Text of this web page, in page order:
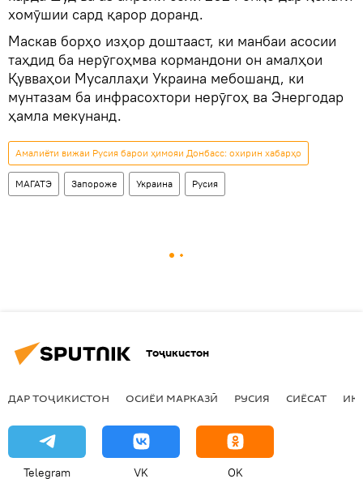
хомӯшии сард қарор доранд.
Маскав борҳо изҳор доштааст, ки манбаи асосии
таҳдид ба нерӯгоҳмва кормандони он амалҳои
Қувваҳои Мусаллаҳи Украина мебошанд, ки
мунтазам ба инфрасохтори нерӯгоҳ ва Энергодар
ҳамла мекунанд.
Амалиёти вижаи Русия барои ҳимояи Донбасс: охирин хабарҳо
МАГАТЭ Запороже Украина Русия
Тоҷикистон
ДАР ТОҶИКИСТОН ОСИЁИ МАРКАЗӢ РУСИЯ СИЁСАТ
Telegram VK OK